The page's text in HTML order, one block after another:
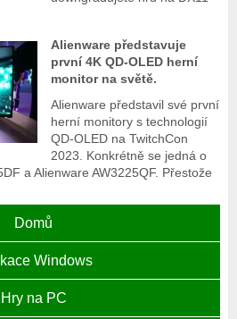
Alienware představuje
první 4K QD-OLED herní
monitor na světě.
Alienware představil své první
herní monitory s technologií
QD-OLED na TwitchCon
2023. Konkrétně se jedná o
a Alienware AW3225QF. Přestože
Domů
Windows
Hry na PC